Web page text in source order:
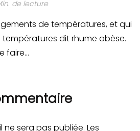
de lecture
de températures, et qui
dit rhume obèse.
faire…
sera pas publiée. Les